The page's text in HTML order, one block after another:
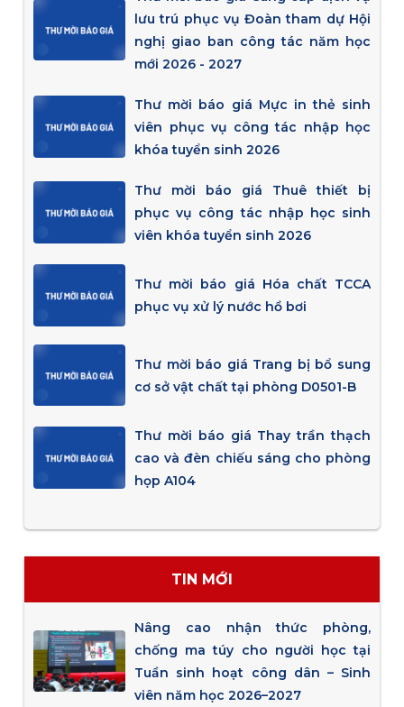
lưu trú phục vụ Đoàn tham dự Hội
nghị giao ban công tác năm học
mới 2026 - 2027
Thư mời báo giá Mực in thẻ sinh
viên phục vụ công tác nhập học
khóa tuyển sinh 2026
Thư mời báo giá Thuê thiết bị
phục vụ công tác nhập học sinh
viên khóa tuyển sinh 2026
Thư mời báo giá Hóa chất TCCA
phục vụ xử lý nước hồ bơi
Thư mời báo giá Trang bị bổ sung
cơ sở vật chất tại phòng D0501-B
Thư mời báo giá Thay trần thạch
cao và đèn chiếu sáng cho phòng
họp A104
TIN MỚI
Nâng cao nhận thức phòng,
chống ma túy cho người học tại
Tuần sinh hoạt công dân – Sinh
viên năm học 2026–2027